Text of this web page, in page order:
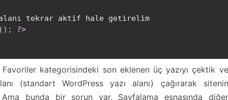
) ; ?>
kategorisindeki son eklenen üç yazıyı çektik ve
(standart WordPress yazı alanı) çağırarak sitenin
bunda bir sorun var. Sayfalama esnasında diğer